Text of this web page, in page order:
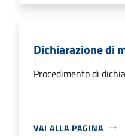
Dichiarazione di
Procedimento di
VAI ALLA PAGINA